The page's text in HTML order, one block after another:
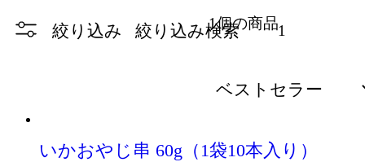
絞り込み 絞り込み検索 1
1個の商品
いかおやじ串 60g（1袋10本入り）